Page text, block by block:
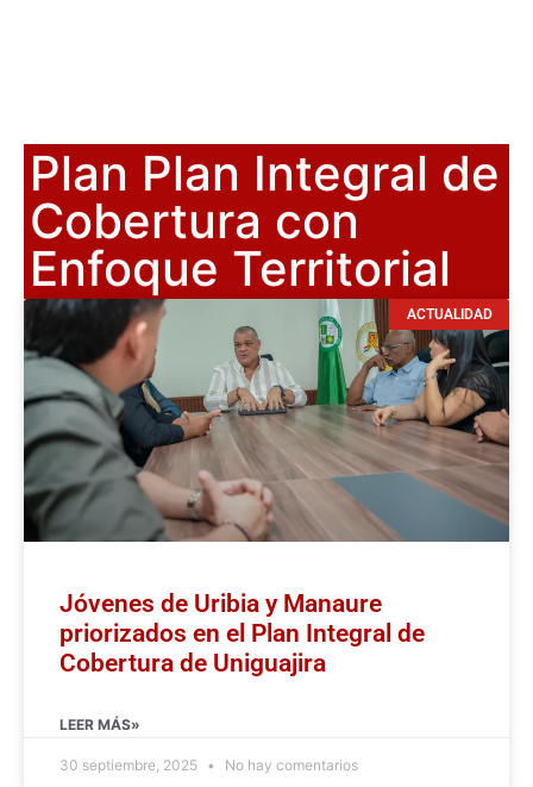
Plan Plan Integral de
Cobertura con
Enfoque Territorial
ACTUALIDAD
Jóvenes de Uribia y Manaure
priorizados en el Plan Integral de
Cobertura de Uniguajira
LEER MÁS»
30 septiembre, 2025 No hay comentarios